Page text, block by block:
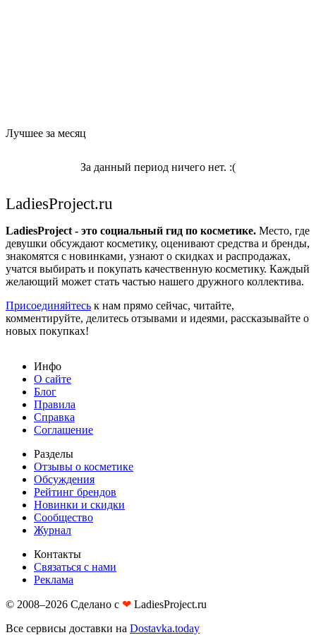
Лучшее за месяц
За данный период ничего нет. :(
LadiesProject.ru
LadiesProject - это социальный гид по косметике. Место, где
девушки обсуждают косметику, оценивают средства и бренды,
знакомятся с новинками, узнают о скидках и распродажах,
учатся выбирать и покупать качественную косметику. Каждый
желающий может стать частью нашего дружного коллектива.
Присоединяйтесь к нам прямо сейчас, читайте,
комментируйте, делитесь отзывами и идеями, рассказывайте о
новых покупках!
Инфо
О сайте
Блог
Правила
Справка
Соглашение
Разделы
Отзывы о косметике
Обсуждения
Рейтинг брендов
Новинки и скидки
Сообщество
Журнал
Контакты
Связаться с нами
Реклама
© 2008–2026 Сделано с ❤︎ LadiesProject.ru
Все сервисы доставки на Dostavka.today